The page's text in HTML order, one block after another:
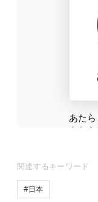
関連するキーワード
#日本